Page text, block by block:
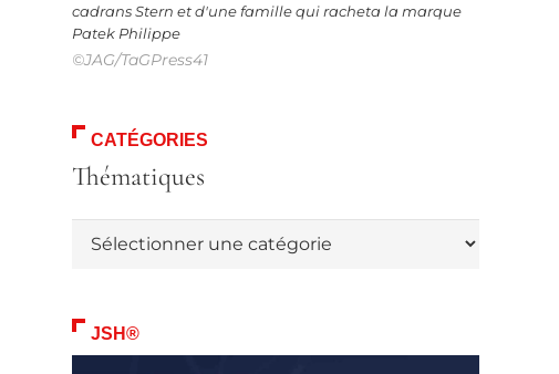
cadrans Stern et d'une famille qui racheta la marque
Patek Philippe
©JAG/TaGPress41
CATÉGORIES
Thématiques
JSH®